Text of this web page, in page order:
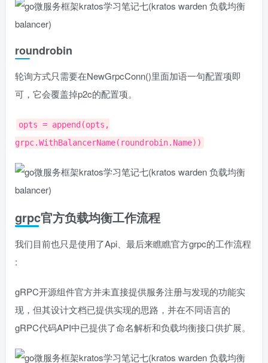
roundrobin
轮询方式只需要在NewGrpcConn()里面加语一句配置项即
可，它会覆盖掉p2c的配置项。
opts = append(opts,
grpc.WithBalancerName(roundrobin.Name))
grpc官方负载均衡工作流程
我们目前也只是使用了Api、最后来瞧瞧官方grpc的工作流程
:
gRPC开源组件官方并未直接提供服务注册与发现的功能实
现，但其设计文档已提供实现的思路，并在不同语言的
gRPC代码API中已提供了命名解析和负载均衡接口供扩展。